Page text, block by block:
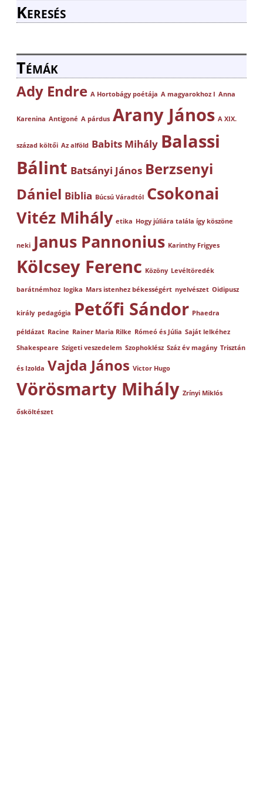
Keresés
Témák
Ady Endre A Hortobágy poétája A magyarokhoz I Anna
Karenina Antigoné A párdus Arany János A XIX.
század költői Az alföld Babits Mihály Balassi
Bálint Batsányi János Berzsenyi
Dániel Biblia Búcsú Váradtól Csokonai
Vitéz Mihály etika Hogy júliára talála így köszöne
neki Janus Pannonius Karinthy Frigyes
Kölcsey Ferenc Közöny Levéltöredék
barátnémhoz logika Mars istenhez békességért nyelvészet Oidipusz
király pedagógia Petőfi Sándor Phaedra
példázat Racine Rainer Maria Rilke Rómeó és Júlia Saját lelkéhez
Shakespeare Szigeti veszedelem Szophoklész Száz év magány Trisztán
és Izolda Vajda János Victor Hugo
Vörösmarty Mihály Zrínyi Miklós
ősköltészet